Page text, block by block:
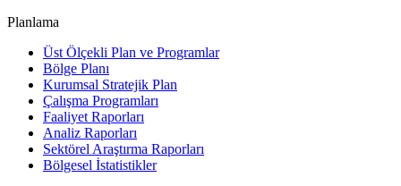
Planlama
Üst Ölçekli Plan ve Programlar
Bölge Planı
Kurumsal Stratejik Plan
Çalışma Programları
Faaliyet Raporları
Analiz Raporları
Sektörel Araştırma Raporları
Bölgesel İstatistikler